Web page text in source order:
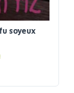
soyeux